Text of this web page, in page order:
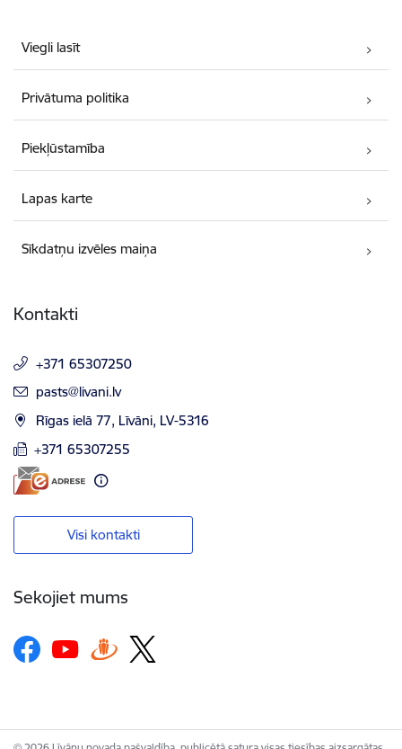
Viegli lasīt
Privātuma politika
Piekļūstamība
Lapas karte
Sīkdatņu izvēles maiņa
Kontakti
+371 65307250
E-pasts:
pasts@livani.lv
Rīgas ielā 77, Līvāni, LV-5316
+371 65307255
Visi kontakti
Sekojiet mums